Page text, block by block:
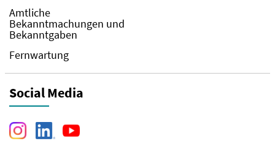
Amtliche
Bekanntmachungen und
Bekanntgaben
Fernwartung
Social Media